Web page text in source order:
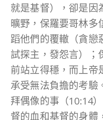
就是基督），卻是因
曠野，保羅要哥林多
蹈他們的覆轍（貪戀
試探主，發怨言）；
前站立得穩，而上帝
承受無法負擔的考驗
拜偶像的事（10:14
督的血和基督的身體